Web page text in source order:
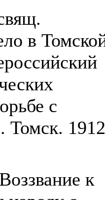
в
с
Томск.
к